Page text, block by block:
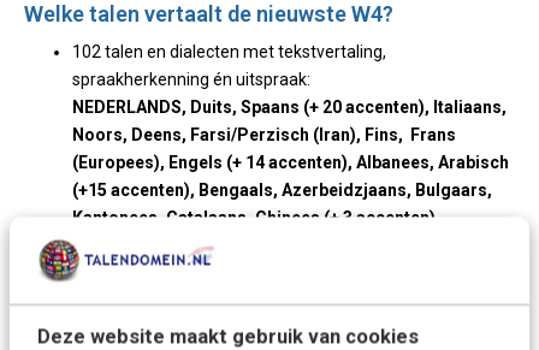
Deze website maakt gebruik van cookies
Welke talen vertaalt de nieuwste W4?
102 talen en dialecten met tekstvertaling,
spraakherkenning én uitspraak:
NEDERLANDS, Duits, Spaans (+ 20 accenten), Italiaans,
Noors, Deens, Farsi/Perzisch (Iran), Fins, Frans
(Europees), Engels (+ 14 accenten), Albanees, Arabisch
(+15 accenten), Bengaals, Azerbeidzjaans, Bulgaars,
Kantonees, Catalaans, Chinees (+ 3 accenten),
Kroatisch, Kantonees, Tsjechisch, Filipijns (Tagalog),
Grieks, Frans (Canadees), Hebreeuws, Hindi, Filipijns,
Hongaars, IJslands, Indonesisch, Japans, Koreaans,
Lao, Lets, Litouws, Maleis, Mongools, Noors,